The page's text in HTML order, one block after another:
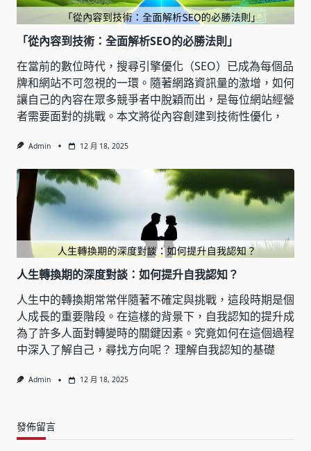
「從內容到技術：全面解析SEO的必勝法則」
在當前的數位時代，搜尋引擎優化（SEO）已成為每個品
牌和網站不可忽視的一環。隨著網路資訊量的激增，如何
讓自己的內容在眾多競爭者中脫穎而出，是每位網站經營
者需要面對的挑戰。本文將從內容創建到技術性優化，
Admin 12 月 18, 2025
人生轉換期的深度對談：如何提升自我認知？
人生中的轉換期常常伴隨著不確定與挑戰，這段時期是個
人成長的重要階段。在這樣的背景下，自我認知的提升成
為了許多人面對轉變時的關鍵因素。究竟如何在這個過程
中深入了解自己，尋找方向呢？ 理解自我認知的基礎
Admin 12 月 18, 2025
發佈留言